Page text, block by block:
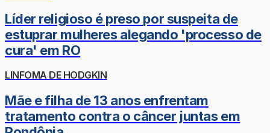
Líder religioso é preso por suspeita de
estuprar mulheres alegando 'processo de
cura' em RO
LINFOMA DE HODGKIN
Mãe e filha de 13 anos enfrentam
tratamento contra o câncer juntas em